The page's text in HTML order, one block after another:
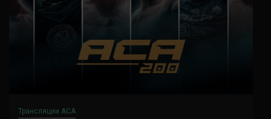
Трансляции ACA